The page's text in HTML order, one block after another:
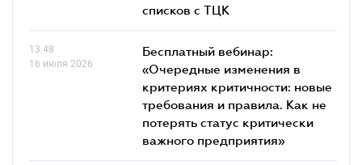
списков c ТЦК
13.48
16 июля 2026
Бесплатный вебинар:
«Очередные изменения в
критериях критичности: новые
требования и правила. Как не
потерять статус критически
важного предприятия»